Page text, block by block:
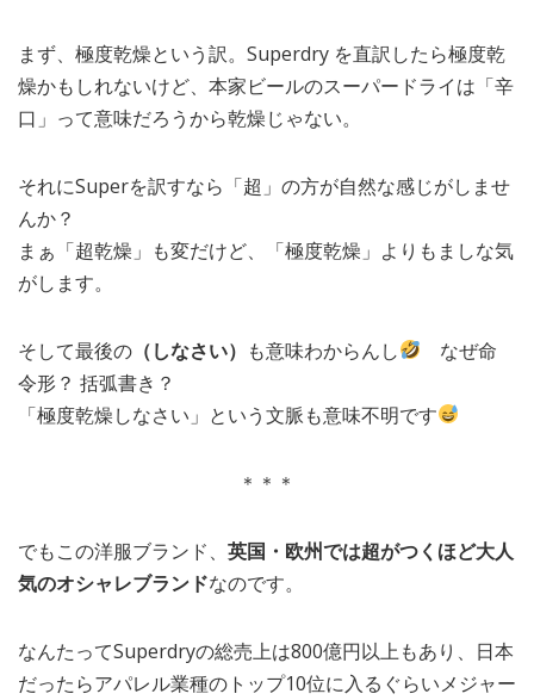
まず、極度乾燥という訳。Superdry を直訳したら極度乾
燥かもしれないけど、本家ビールのスーパードライは「辛
口」って意味だろうから乾燥じゃない。
それにSuperを訳すなら「超」の方が自然な感じがしませ
んか？
まぁ「超乾燥」も変だけど、「極度乾燥」よりもましな気
がします。
そして最後の （しなさい） も意味わからんし
なぜ命
令形？ 括弧書き？
「極度乾燥しなさい」という文脈も意味不明です
＊＊＊
でもこの洋服ブランド、 英国・欧州では超がつくほど大人
気のオシャレブランドなのです。
なんたってSuperdryの総売上は800億円以上もあり、日本
だったらアパレル業種のトップ10位に入るぐらいメジャー